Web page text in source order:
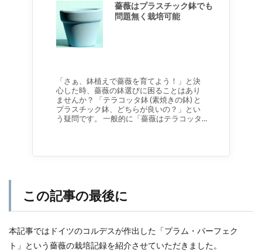
薔薇はプラスチック鉢でも
問題無く栽培可能
「さぁ、鉢植えで薔薇を育てよう！」と決
心した時、薔薇の鉢選びに困ることはあり
ませんか？ 「テラコッタ鉢 (素焼きの鉢) と
プラスチック鉢、どちらが良いの？」とい
う疑問です。 一般的に「薔薇はテラコッタ…
この記事の最後に
本記事ではドイツのコルデスが作出した「プラム・パーフェク
ト」という薔薇の栽培記録を紹介させていただきました。